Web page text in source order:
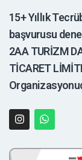
15+ Yıllık
başvurusu
2AA TURİZM
TİCARET